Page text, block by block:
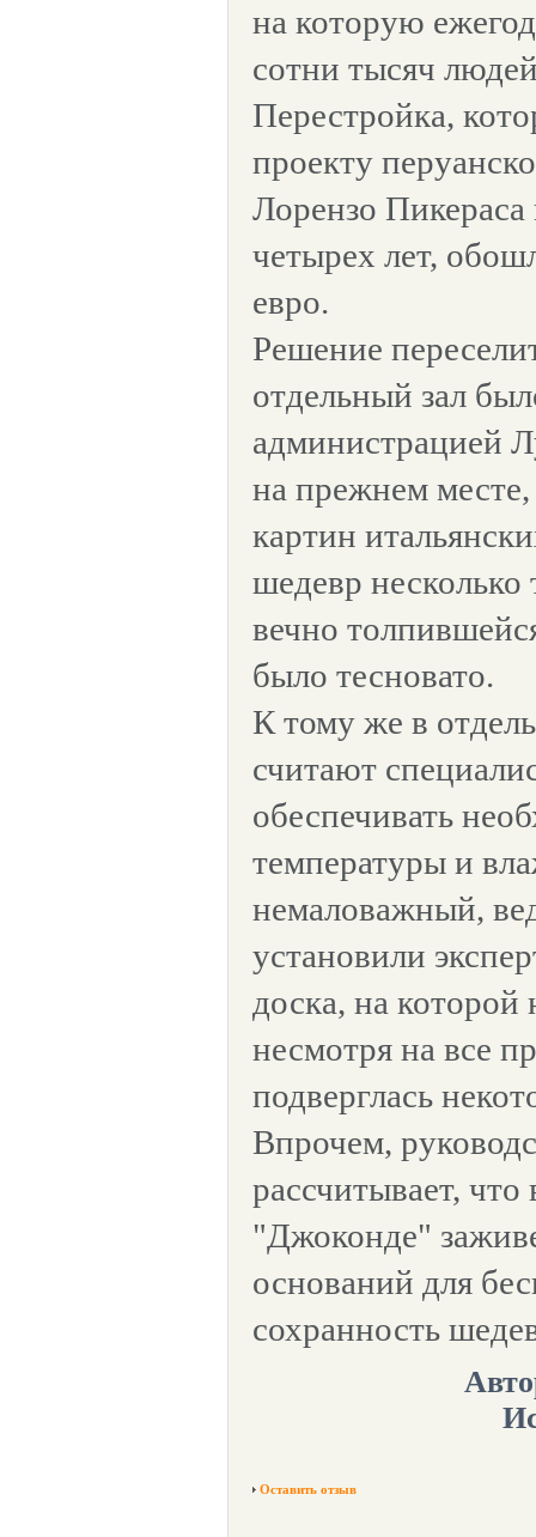
на которую
сотни тысяч
Перестройка,
проекту
Лорензо
четырех лет,
евро.
Решение
отдельный зал
администрацией
на прежнем
картин
шедевр несколько
вечно
было тесновато.
К тому же в
считают
обеспечивать
температуры и
немаловажный,
установили
доска, на которой
несмотря на все
подверглась
Впрочем,
рассчитывает,
"Джоконде"
оснований для
сохранность
Оставить отзыв